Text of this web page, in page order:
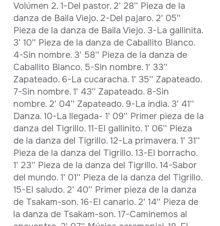
Volúmen 2. 1-Del pastor. 2' 28'' Pieza de la
danza de Baila Viejo. 2-Del pajaro. 2' 05''
Pieza de la danza de Baila Viejo. 3-La gallinita.
3' 10'' Pieza de la danza de Caballito Blanco.
4-Sin nombre. 3' 58'' Pieza de la danza de
Caballito Blanco. 5-Sin nombre. 1' 33''
Zapateado. 6-La cucaracha. 1' 35'' Zapateado.
7-Sin nombre. 1' 43'' Zapateado. 8-Sin
nombre. 2' 04'' Zapateado. 9-La india. 3' 41''
Danza. 10-La llegada- 1' 09'' Primer pieza de la
danza del Tigrillo. 11-El gallinito. 1' 06'' Pieza
de la danza del Tigrillo. 12-La primavera. 1' 31''
Pieza de la danza del Tigrillo. 13-El borracho.
1' 23'' Pieza de la danza del Tigrillo. 14-Sabor
del mundo. 1' 01'' Pieza de la danza del Tigrillo.
15-El saludo. 2' 40'' Primer pieza de la danza
de Tsakam-son. 16-El canario. 2' 14'' Pieza de
la danza de Tsakam-son. 17-Caminemos al